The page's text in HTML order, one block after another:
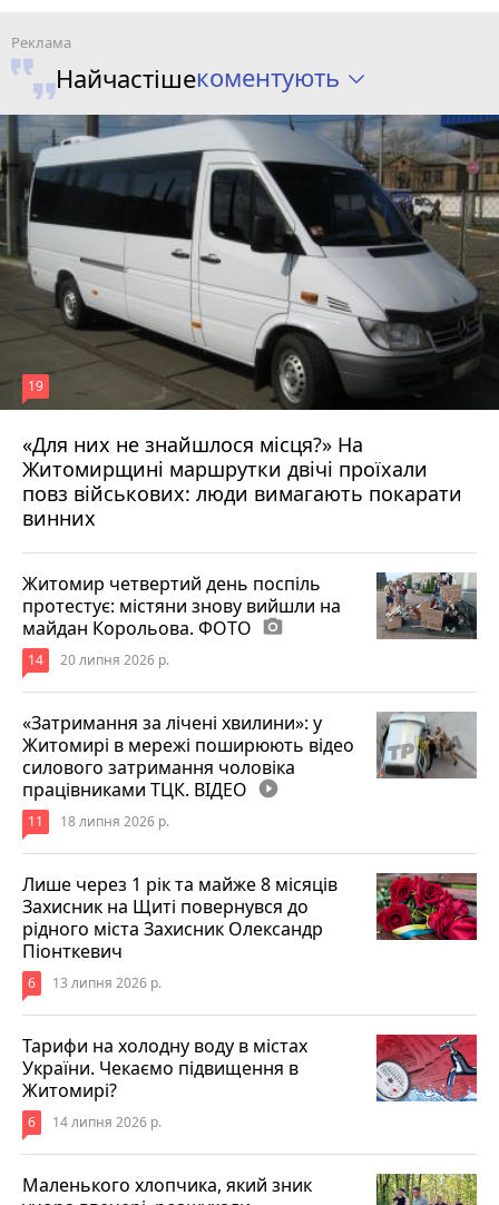
Найчастішекоментують
«Для них не знайшлося місця?» На
Житомирщині маршрутки двічі проїхали
повз військових: люди вимагають покарати
винних
19
17 липня 2026 р.
Житомир четвертий день поспіль
протестує: містяни знову вийшли на
майдан Корольова. ФОТО photo_camera
14 20 липня 2026 р.
«Затримання за лічені хвилини»: у
Житомирі в мережі поширюють відео
силового затримання чоловіка
працівниками ТЦК. ВІДЕО play_circle_filled
11 18 липня 2026 р.
Лише через 1 рік та майже 8 місяців
Захисник на Щиті повернувся до
рідного міста Захисник Олександр
Піонткевич
6 13 липня 2026 р.
Тарифи на холодну воду в містах
України. Чекаємо підвищення в
Житомирі?
6 14 липня 2026 р.
Маленького хлопчика, який зник